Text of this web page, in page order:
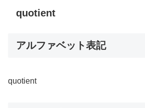
quotient
アルファベット表記
quotient